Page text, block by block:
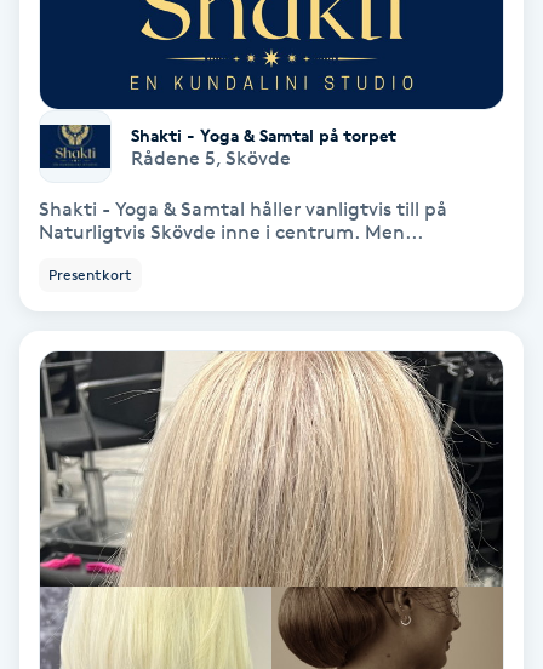
Skäggfärgning
Skäggklippning
Skäggtrimmning
Skönhet
Slingor
Sockring
Spa
Spa manikyr & pedikyr
Spa-manikyr
Shakti - Yoga & Samtal på torpet
Rådene 5, Skövde
Shakti - Yoga & Samtal håller vanligtvis till på
Naturligtvis Skövde inne i centrum. Men...
Presentkort